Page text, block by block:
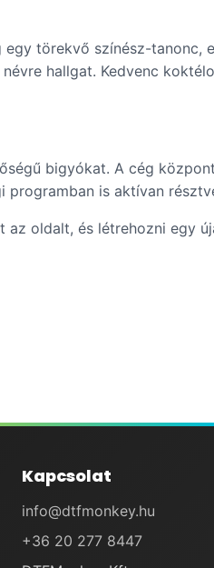
törekvő színész-tanonc,
hallgat. Kedvenc
bigyókat. A cég
is aktívan
az oldalt, és létrehozni egy
Kapcsolat
info@dtfmonkey.hu
+36 20 277 8447